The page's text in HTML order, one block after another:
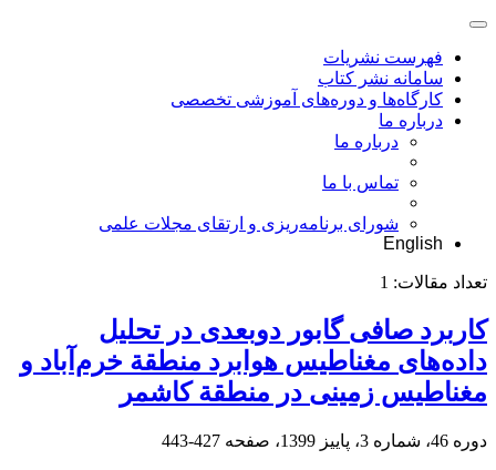
فهرست نشریات
سامانه نشر کتاب
کارگاه‌ها و دوره‌های آموزشی تخصصی
درباره ما
درباره ما
تماس با ما
شورای برنامه‌ریزی و ارتقای مجلات علمی
English
تعداد مقالات: 1
کاربرد صافی گابور دوبعدی در تحلیل
داده‌های مغناطیس هوابرد منطقة خرم‌آباد و
مغناطیس زمینی در منطقة کاشمر
دوره 46، شماره 3، پاییز 1399، صفحه 427-443